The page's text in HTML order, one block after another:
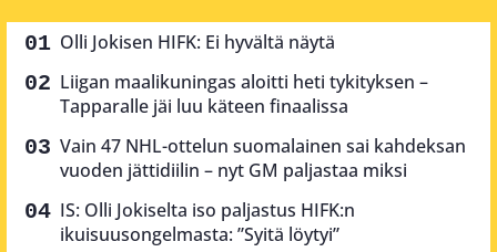
Olli Jokisen HIFK: Ei hyvältä näytä
Liigan maalikuningas aloitti heti tykityksen –
Tapparalle jäi luu käteen finaalissa
Vain 47 NHL-ottelun suomalainen sai kahdeksan
vuoden jättidiilin – nyt GM paljastaa miksi
IS: Olli Jokiselta iso paljastus HIFK:n
ikuisuusongelmasta: ”Syitä löytyi”